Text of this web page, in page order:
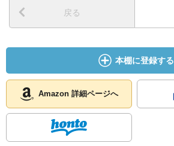
戻る
本棚に登録する
Amazon 詳細ページへ